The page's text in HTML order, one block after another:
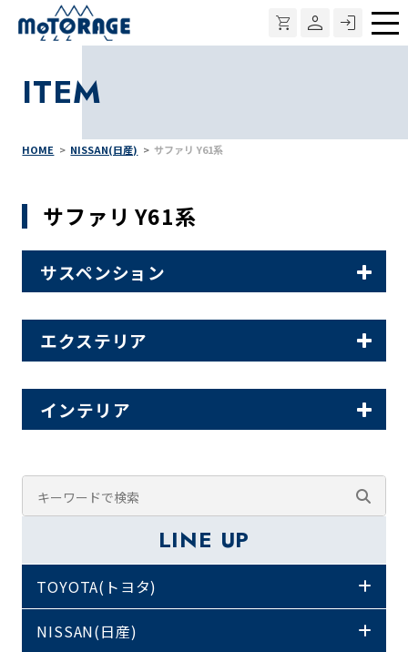
ITEM
HOME NISSAN(日産) サファリ Y61系
サファリ Y61系
サスペンション
エクステリア
インテリア
LINE UP
TOYOTA(トヨタ)
NISSAN(日産)
メ